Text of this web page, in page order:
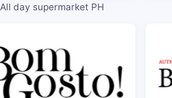
All day supermarket PH